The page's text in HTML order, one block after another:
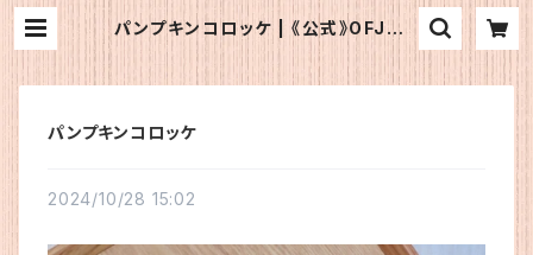
パンプキンコロッケ | 《公式》OFJショ
パンプキンコロッケ
2024/10/28 15:02